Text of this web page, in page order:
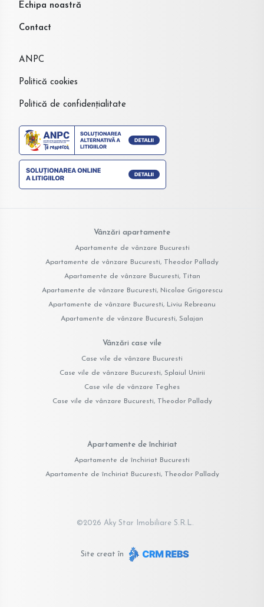
Echipa noastră
Contact
ANPC
Politică cookies
Politică de confidențialitate
Vânzări apartamente
Apartamente de vânzare Bucuresti
Apartamente de vânzare Bucuresti, Theodor Pallady
Apartamente de vânzare Bucuresti, Titan
Apartamente de vânzare Bucuresti, Nicolae Grigorescu
Apartamente de vânzare Bucuresti, Liviu Rebreanu
Apartamente de vânzare Bucuresti, Salajan
Vânzări case vile
Case vile de vânzare Bucuresti
Case vile de vânzare Bucuresti, Splaiul Unirii
Case vile de vânzare Teghes
Case vile de vânzare Bucuresti, Theodor Pallady
Apartamente de închiriat
Apartamente de închiriat Bucuresti
Apartamente de închiriat Bucuresti, Theodor Pallady
©2026 Aky Star Imobiliare S.R.L.
Site creat în